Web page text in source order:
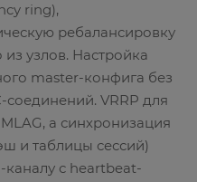
ring),
ребалансировку
узлов. Настройка
master-конфига без
VRRP для
а синхронизация
и таблицы сессий)
каналу с heartbeat-